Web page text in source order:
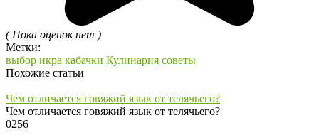
( Пока оценок нет )
Метки:
выбор икра кабачки Кулинария советы
Похожие статьи
Чем отличается говяжий язык от телячьего?
Чем отличается говяжий язык от телячьего?
0256